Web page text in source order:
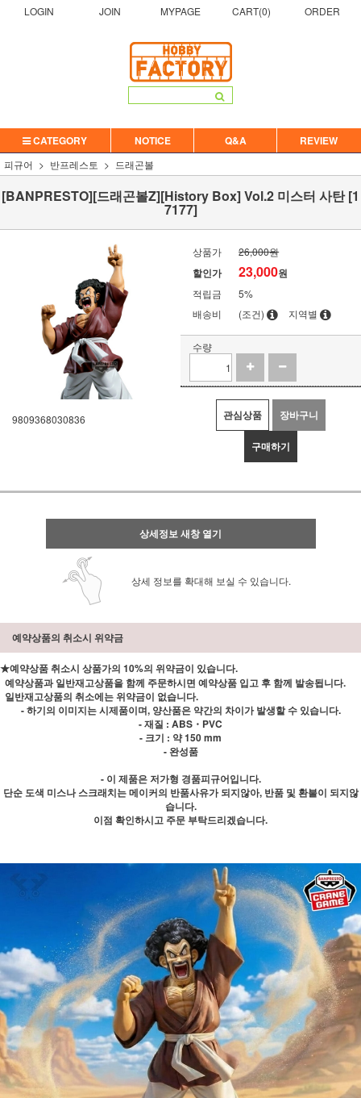
LOGIN JOIN MYPAGE CART(0) ORDER
CATEGORY NOTICE Q&A REVIEW
피규어 반프레스토 드래곤볼
[BANPRESTO][드래곤볼Z][History Box] Vol.2 미스터 사탄 [1
7177]
9809368030836
상품가 26,000원
할인가 23,000원
적립금
5%
배송비
(조건) 지역별
수량
관심상품 장바구니
구매하기
상세정보 새창 열기
상세 정보를 확대해 보실 수 있습니다.
예약상품의 취소시 위약금
★예약상품 취소시 상품가의 10%의 위약금이 있습니다.
예약상품과 일반재고상품을 함께 주문하시면 예약상품 입고 후 함께 발송됩니다.
일반재고상품의 취소에는 위약금이 없습니다.
- 하기의 이미지는 시제품이며, 양산품은 약간의 차이가 발생할 수 있습니다.
- 재질 : ABS・PVC
- 크기 : 약 150 mm
- 완성품
- 이 제품은 저가형 경품피규어입니다.
단순 도색 미스나 스크래치는 메이커의 반품사유가 되지않아, 반품 및 환불이 되지않
습니다.
이점 확인하시고 주문 부탁드리겠습니다.